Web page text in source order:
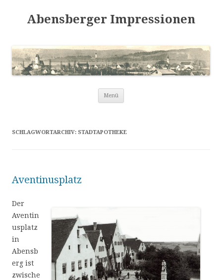
Abensberger Impressionen
Menü
SCHLAGWORTARCHIV: STADTAPOTHEKE
Aventinusplatz
Der
Aventin
usplatz
in
Abensb
erg ist
zwische